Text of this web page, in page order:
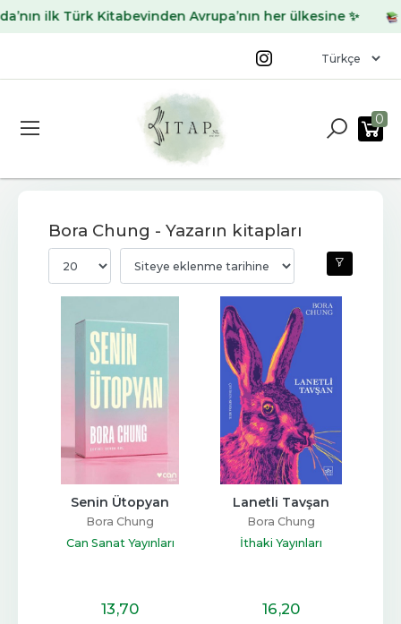
ilk Türk Kitabevinden Avrupa’nın her ülkesine ✨
0
Bora Chung - Yazarın kitapları
Senin Ütopyan
Bora Chung
Can Sanat Yayınları
13,70
Lanetli Tavşan
Bora Chung
İthaki Yayınları
16,20